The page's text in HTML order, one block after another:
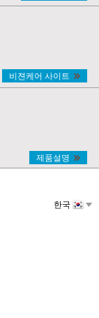
비젼케어 사이트
제품설명
한국